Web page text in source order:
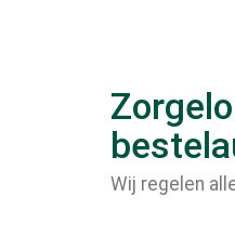
Wij regelen